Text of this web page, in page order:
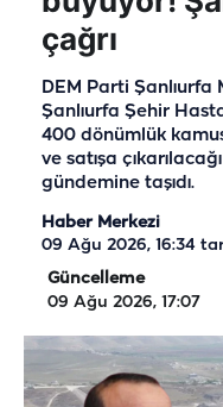
çağrı
DEM Parti
Şanlıurfa Şehir
400 dönümlük
ve satışa
gündemine taşıdı.
Haber Merkezi
09 Ağu 2026, 16:34
Güncelleme
09 Ağu 2026, 17:07